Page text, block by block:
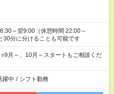
～翌9:00（休憩時間 22:00～
分に分けることも可能です
～、10月～スタートもご相談くだ
躍中 / シフト勤務